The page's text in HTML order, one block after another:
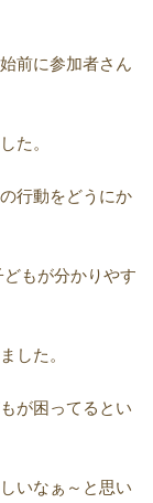
前に参加者さん
た。
行動をどうにか
どもが分かりやす
した。
が困ってるとい
いなぁ～と思い